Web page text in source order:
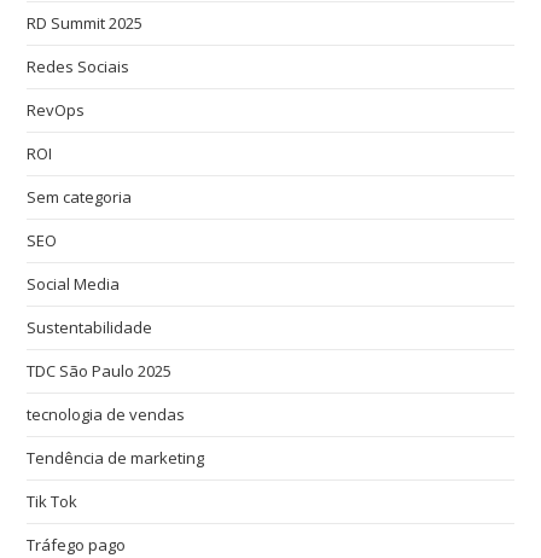
RD Summit 2025
Redes Sociais
RevOps
ROI
Sem categoria
SEO
Social Media
Sustentabilidade
TDC São Paulo 2025
tecnologia de vendas
Tendência de marketing
Tik Tok
Tráfego pago